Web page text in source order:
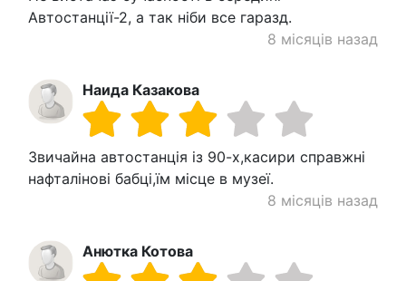
Автостанції-2, а так ніби все гаразд.
8 місяців назад
Наида Казакова
Звичайна автостанція із 90-х,касири справжні
нафталінові бабці,їм місце в музеї.
8 місяців назад
Анютка Котова